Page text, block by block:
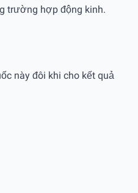
trường hợp động kinh.
này đôi khi cho kết quả